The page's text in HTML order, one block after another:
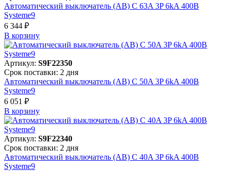
Автоматический выключатель (АВ) C 63A 3P 6kA 400В
Systeme9
6 344 ₽
В корзинy
Артикул: S9F22350
Срок поставки: 2 дня
Автоматический выключатель (АВ) C 50A 3P 6kA 400В
Systeme9
6 051 ₽
В корзинy
Артикул: S9F22340
Срок поставки: 2 дня
Автоматический выключатель (АВ) C 40A 3P 6kA 400В
Systeme9